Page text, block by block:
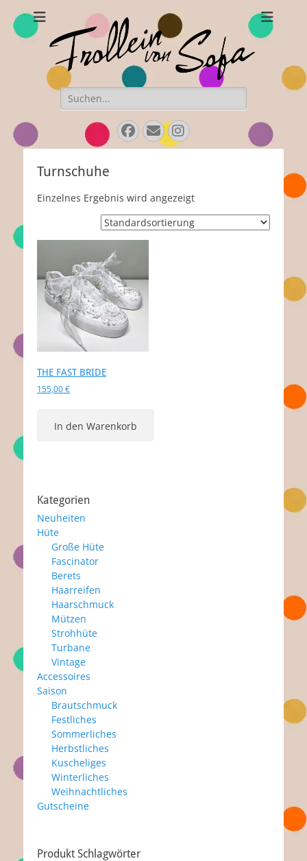
Frollein von Sofa
Handgefertigte Hüte und Accessoires
Suchen
nach:
Facebook
EmailInstagram
Turnschuhe
Einzelnes Ergebnis wird angezeigt
THE FAST BRIDE
155,00€
In den Warenkorb
Kategorien
Neuheiten
Hüte
Große Hüte
Fascinator
Berets
Haarreifen
Haarschmuck
Mützen
Strohhüte
Turbane
Vintage
Accessoires
Saison
Brautschmuck
Festliches
Sommerliches
Herbstliches
Kuscheliges
Winterliches
Weihnachtliches
Gutscheine
Produkt Schlagwörter